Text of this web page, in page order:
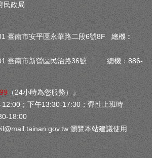
民政局
臺南市安平區永華路二段6號8F 總機︰
臺南市新營區民治路36號 總機：886-
（24小時為您服務）』
；下午13:30-17:30；彈性上班時
18:00
瀏覽本站建議使用